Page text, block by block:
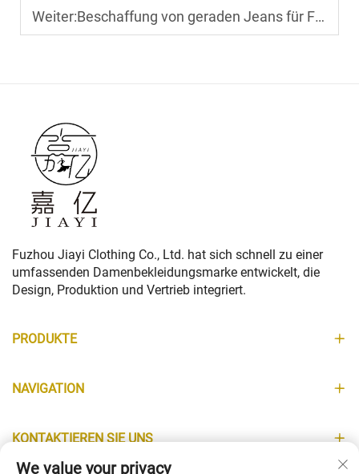
Weiter:Beschaffung von geraden Jeans für Frauen: So behalten Sie bei Großbestellungen die Passform-Konsistenz bei
Fuzhou Jiayi Clothing Co., Ltd. hat sich schnell zu einer
umfassenden Damenbekleidungsmarke entwickelt, die
Design, Produktion und Vertrieb integriert.
PRODUKTE
NAVIGATION
KONTAKTIEREN SIE UNS
We value your privacy